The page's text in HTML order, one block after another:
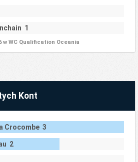
1
WC Qualification Oceania
Kont
Crocombe 3
2